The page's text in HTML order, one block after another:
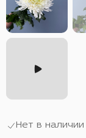
Нет в наличии